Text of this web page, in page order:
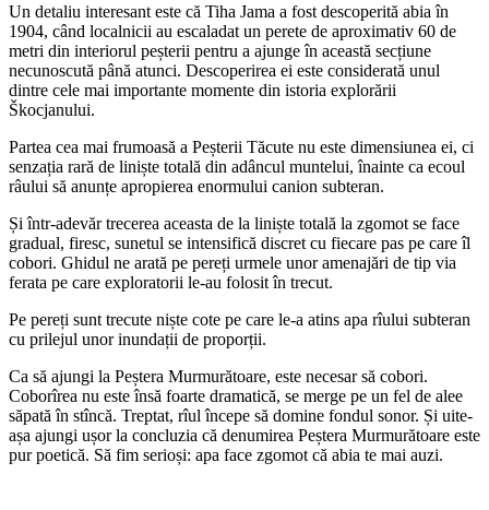
Un detaliu interesant este că Tiha Jama a fost descoperită abia în
1904, când localnicii au escaladat un perete de aproximativ 60 de
metri din interiorul peșterii pentru a ajunge în această secțiune
necunoscută până atunci. Descoperirea ei este considerată unul
dintre cele mai importante momente din istoria explorării
Škocjanului.
Partea cea mai frumoasă a Peșterii Tăcute nu este dimensiunea ei, ci
senzația rară de liniște totală din adâncul muntelui, înainte ca ecoul
râului să anunțe apropierea enormului canion subteran.
Și într-adevăr trecerea aceasta de la liniște totală la zgomot se face
gradual, firesc, sunetul se intensifică discret cu fiecare pas pe care îl
cobori. Ghidul ne arată pe pereți urmele unor amenajări de tip via
ferata pe care exploratorii le-au folosit în trecut.
Pe pereți sunt trecute niște cote pe care le-a atins apa rîului subteran
cu prilejul unor inundații de proporții.
Ca să ajungi la Peștera Murmurătoare, este necesar să cobori.
Coborîrea nu este însă foarte dramatică, se merge pe un fel de alee
săpată în stîncă. Treptat, rîul începe să domine fondul sonor. Și uite-
așa ajungi ușor la concluzia că denumirea Peștera Murmurătoare este
pur poetică. Să fim serioși: apa face zgomot că abia te mai auzi.